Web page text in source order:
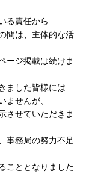
る責任から
間は、 主体的な活
ージ掲載は続けま
ました皆様には
ませんが、
させていただきま
事務局の努力不足
こととなりました